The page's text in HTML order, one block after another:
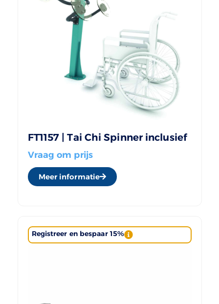
FT1157 | Tai Chi Spinner inclusief
Vraag om prijs
Meer informatie
Registreer en bespaar 15%